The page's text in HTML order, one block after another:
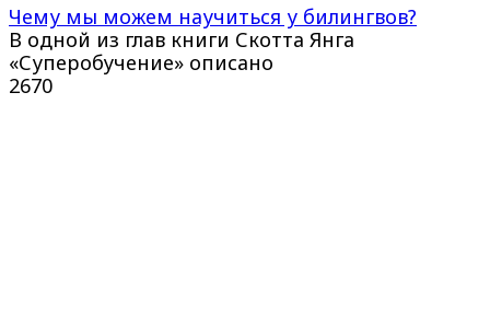
Чему мы можем научиться у билингвов?
В одной из глав книги Скотта Янга
«Суперобучение» описано
2670